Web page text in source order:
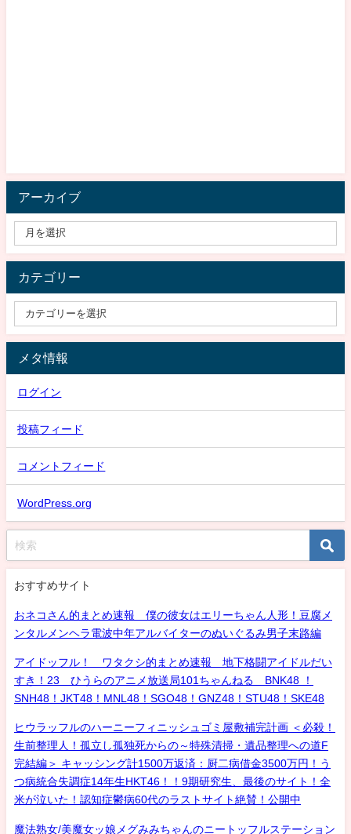
アーカイブ
カテゴリー
メタ情報
ログイン
投稿フィード
コメントフィード
WordPress.org
おすすめサイト
おネコさん的まとめ速報 僕の彼女はエリーちゃん人形！豆腐メ
ンタルメンヘラ電波中年アルバイターのぬいぐるみ男子末路編
アイドッフル！ ワタクシ的まとめ速報 地下格闘アイドルだい
すき！23 ひうらのアニメ放送局101ちゃんねる BNK48 ！
SNH48！JKT48！MNL48！SGO48！GNZ48！STU48！SKE48
ヒウラッフルのハーニーフィニッシュゴミ屋敷補完計画 ＜必殺！
生前整理人！孤立し孤独死からの～特殊清掃・遺品整理への道F
完結編＞ キャッシング計1500万返済：厨二病借金3500万円！う
つ病統合失調症14年生HKT46！！9期研究生、最後のサイト！全
米が泣いた！認知症鬱病60代のラストサイト絶賛！公開中
魔法熟女/美魔女ッ娘メグみみちゃんのニートッフルステーション